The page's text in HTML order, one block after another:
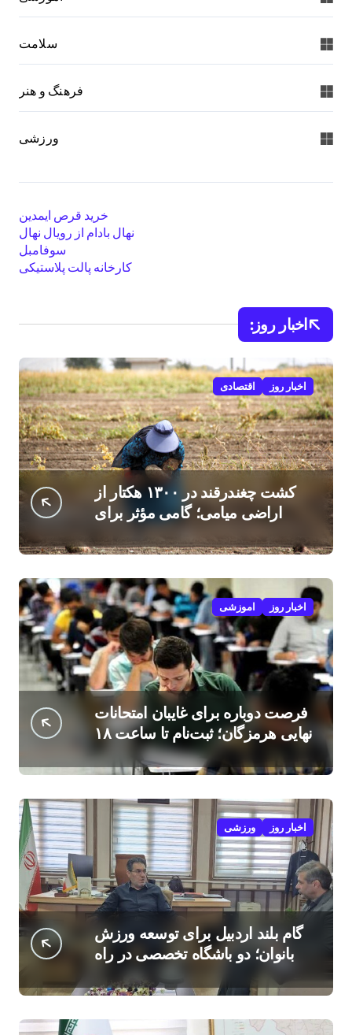
سلامت
فرهنگ و هنر
ورزشی
خرید قرص ایمدین
نهال بادام از رویال نهال
سوفامبل
کارخانه پالت پلاستیکی
اخبار روز:
اخبار روز اقتصادی
کشت چغندرقند در ۱۳۰۰ هکتار از
اراضی میامی؛ گامی مؤثر برای
افزایش درآمد کشاورزان
اخبار روز اموزشی
فرصت دوباره برای غایبان امتحانات
نهایی هرمزگان؛ ثبت‌نام تا ساعت ۱۸
امروز
اخبار روز ورزشی
گام بلند اردبیل برای توسعه ورزش
بانوان؛ دو باشگاه تخصصی در راه
است